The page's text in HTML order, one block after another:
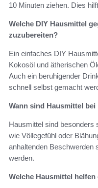
10 Minuten ziehen. Dies
Welche DIY Hausmittel
zuzubereiten?
Ein einfaches DIY
Kokosöl und ätherischen
Auch ein beruhigender
schnell selbst gemacht
Wann sind Hausmittel
Hausmittel sind besonders
wie Völlegefühl oder
anhaltenden Beschwerden
werden.
Welche Hausmittel